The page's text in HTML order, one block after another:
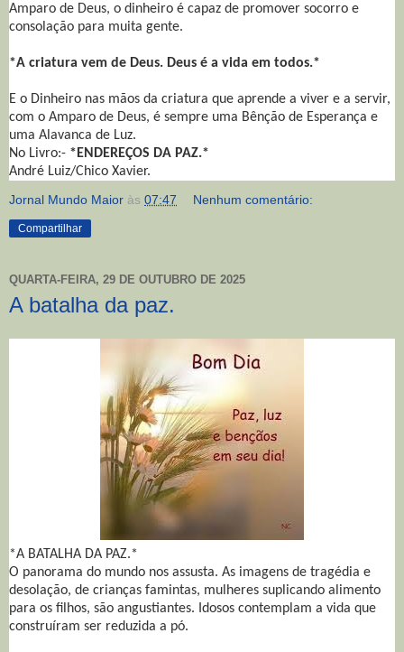
Amparo de Deus, o dinheiro é capaz de promover socorro e
consolação para muita gente.
*A criatura vem de Deus. Deus é a vida em todos.*
E o Dinheiro nas mãos da criatura que aprende a viver e a servir,
com o Amparo de Deus, é sempre uma Bênção de Esperança e
uma Alavanca de Luz.
No Livro:- *ENDEREÇOS DA PAZ.*
André Luiz/Chico Xavier.
Jornal Mundo Maior às 07:47 Nenhum comentário:
Compartilhar
QUARTA-FEIRA, 29 DE OUTUBRO DE 2025
A batalha da paz.
*A BATALHA DA PAZ.*
O panorama do mundo nos assusta. As imagens de tragédia e
desolação, de crianças famintas, mulheres suplicando alimento
para os filhos, são angustiantes. Idosos contemplam a vida que
construíram ser reduzida a pó.